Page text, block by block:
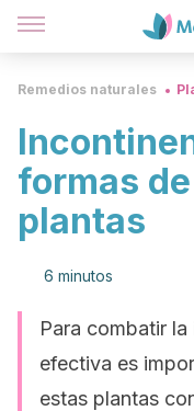
Remedios naturales
formas
plantas
6 minutos
Para combatir
efectiva es
estas plantas